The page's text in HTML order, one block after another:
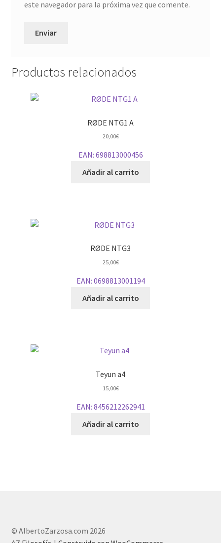
este navegador para la próxima vez que comente.
Productos relacionados
RØDE NTG1 A
20,00€
EAN: 698813000456
Añadir al carrito
RØDE NTG3
25,00€
EAN: 0698813001194
Añadir al carrito
Teyun a4
15,00€
EAN: 8456212262941
Añadir al carrito
© AlbertoZarzosa.com 2026